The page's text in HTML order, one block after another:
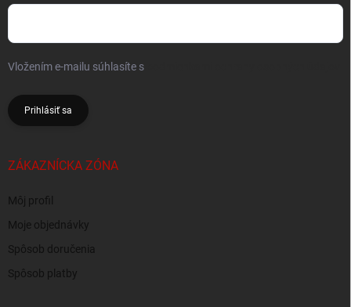
Vložením e-mailu súhlasíte s
Prihlásiť sa
ZÁKAZNÍCKA ZÓNA
Môj profil
Moje objednávky
Spôsob doručenia
Spôsob platby